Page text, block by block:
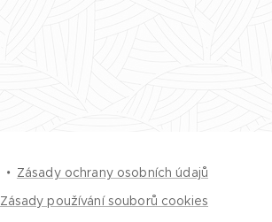
Zásady ochrany osobních údajů
Zásady používání souborů cookies